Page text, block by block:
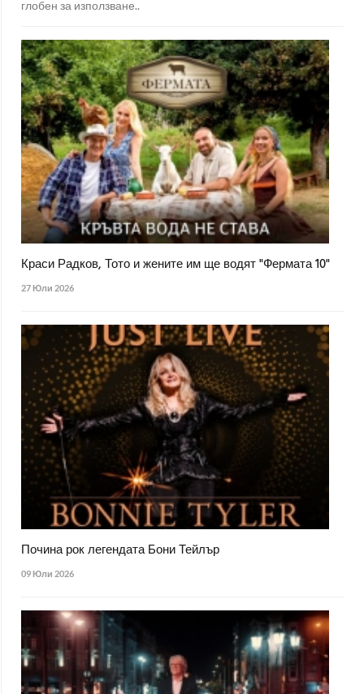
глобен за използване..
Краси Радков, Тото и жените им ще водят "Фермата 10"
27 Юли 2026
Почина рок легендата Бони Тейлър
09 Юли 2026